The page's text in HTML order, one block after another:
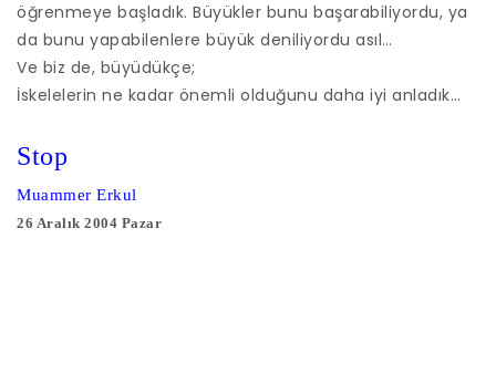
öğrenmeye başladık. Büyükler bunu başarabiliyordu, ya
da bunu yapabilenlere büyük deniliyordu asıl…
Ve biz de, büyüdükçe;
İskelelerin ne kadar önemli olduğunu daha iyi anladık…
Stop
Muammer Erkul
26 Aralık 2004 Pazar